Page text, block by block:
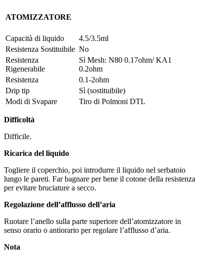
ATOMIZZATORE
Capacità di liquido
4.5/3.5ml
Resistenza Sostituibile No
Resistenza
Rigenerabile
Sì Mesh: N80 0.17ohm/ KA1
0.2ohm
Resistenza
0.1-2ohm
Drip tip
Sì (sostituibile)
Modi di Svapare
Tiro di Polmoni DTL
Difficoltà
Difficile.
Ricarica del liquido
Togliere il coperchio, poi introdurre il liquido nel serbatoio
lungo le pareti. Far bagnare per bene il cotone della resistenza
per evitare bruciature a secco.
Regolazione dell’afflusso dell’aria
Ruotare l’anello sulla parte superiore dell’atomizzatore in
senso orario o antiorario per regolare l’afflusso d’aria.
Nota